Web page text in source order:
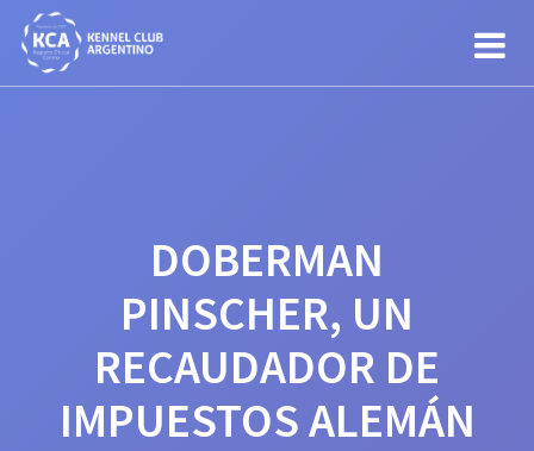
DOBERMAN
PINSCHER, UN
RECAUDADOR DE
IMPUESTOS ALEMÁN